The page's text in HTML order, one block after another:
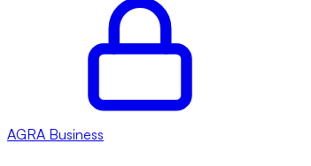
AGRA Business